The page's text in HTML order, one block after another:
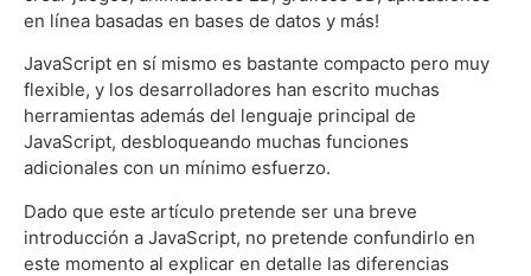
en línea basadas en bases de datos y más!
JavaScript en sí mismo es bastante compacto pero muy
flexible, y los desarrolladores han escrito muchas
herramientas además del lenguaje principal de
JavaScript, desbloqueando muchas funciones
adicionales con un mínimo esfuerzo.
Dado que este artículo pretende ser una breve
introducción a JavaScript, no pretende confundirlo en
este momento al explicar en detalle las diferencias